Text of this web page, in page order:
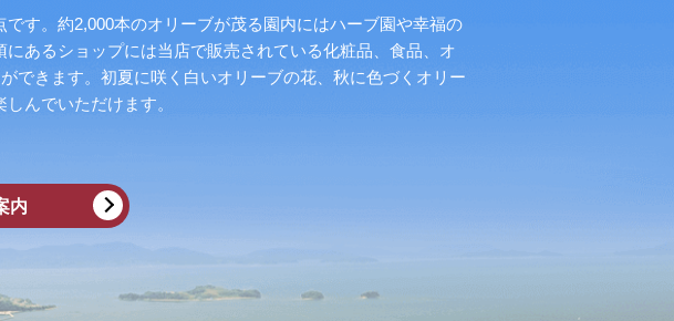
す。約2,000本のオリーブが茂る園内にはハーブ園や幸福の
あるショップには当店で販売されている化粧品、食品、オ
できます。初夏に咲く白いオリーブの花、秋に色づくオリー
んでいただけます。
内